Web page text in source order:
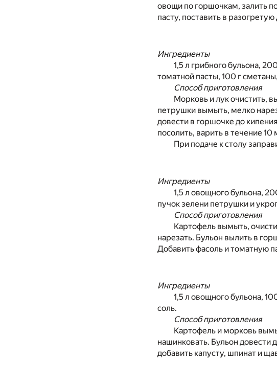
овощи по горшочкам, залить
пасту, поставить в
Ингредиенты
1,5 л грибного бульона,
томатной пасты, 100 г
Способ приготовления
Морковь и лук очистить,
петрушки вымыть, мелко
довести в горшочке до
посолить, варить в течение
При подаче к столу
Ингредиенты
1,5 л овощного бульона,
пучок зелени петрушки и
Способ приготовления
Картофель вымыть,
нарезать. Бульон вылить в
Добавить фасоль и томатную
Ингредиенты
1,5 л овощного бульона,
соль.
Способ приготовления
Картофель и морковь
нашинковать. Бульон довести
добавить капусту, шпинат и